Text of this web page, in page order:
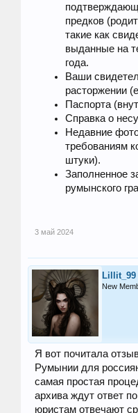
предков
такие как
выданные на
года.
Ваши
расторжении
Паспорта
Справка о
Недавние
требованиям
штуки).
Заполненное
румынского
3 май 2024
Lillit_99
New
Я вот почитала
Румынии для
самая простая
архива ждут ответ
юристам отвечают